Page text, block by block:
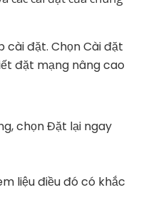
cài đặt. Chọn Cài đặt
đặt mạng nâng cao
chọn Đặt lại ngay
liệu điều đó có khắc